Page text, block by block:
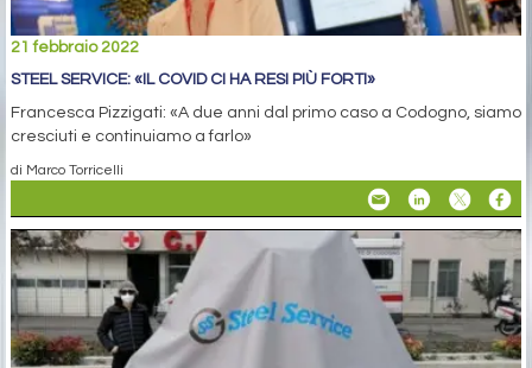
21 febbraio 2022
STEEL SERVICE: «IL COVID CI HA RESI PIÙ FORTI»
Francesca Pizzigati: «A due anni dal primo caso a Codogno, siamo
cresciuti e continuiamo a farlo»
di Marco Torricelli